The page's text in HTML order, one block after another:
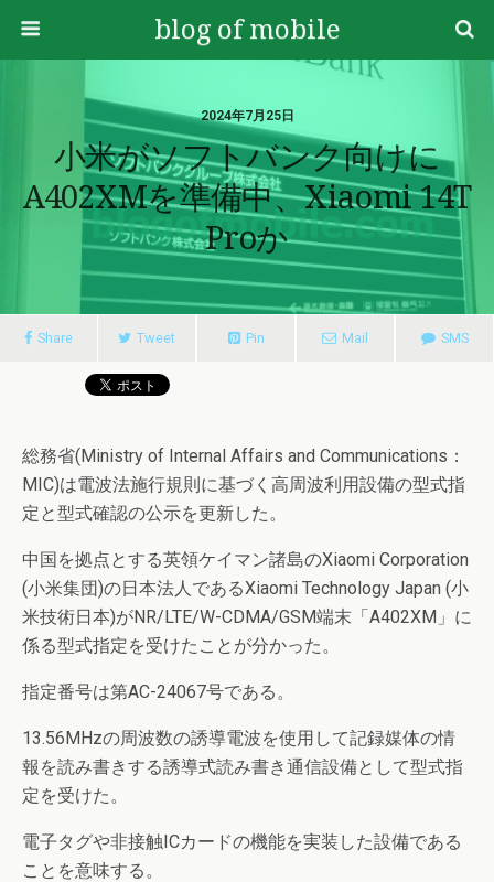
blog of mobile
2024年7月25日
小米がソフトバンク向けに
A402XMを準備中、Xiaomi 14T
Proか
Share Tweet Pin Mail SMS
総務省(Ministry of Internal Affairs and Communications：
MIC)は電波法施行規則に基づく高周波利用設備の型式指
定と型式確認の公示を更新した。
中国を拠点とする英領ケイマン諸島のXiaomi Corporation
(小米集団)の日本法人であるXiaomi Technology Japan (小
米技術日本)がNR/LTE/W-CDMA/GSM端末「A402XM」に
係る型式指定を受けたことが分かった。
指定番号は第AC-24067号である。
13.56MHzの周波数の誘導電波を使用して記録媒体の情
報を読み書きする誘導式読み書き通信設備として型式指
定を受けた。
電子タグや非接触ICカードの機能を実装した設備である
ことを意味する。